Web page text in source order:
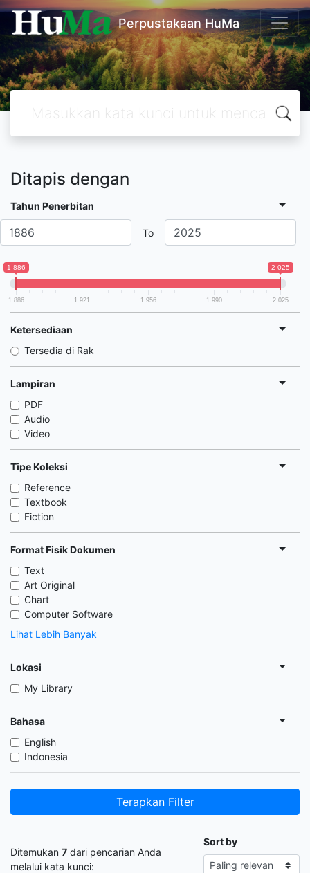
Perpustakaan HuMa
Ditapis dengan
Tahun Penerbitan
To
1 886 2 025
1 886 1 921 1 956 1 990 2 025
Ketersediaan
Tersedia di Rak
Lampiran
PDF
Audio
Video
Tipe Koleksi
Reference
Textbook
Fiction
Format Fisik Dokumen
Text
Art Original
Chart
Computer Software
Lihat Lebih Banyak
Lokasi
My Library
Bahasa
English
Indonesia
Terapkan Filter
Ditemukan 7 dari pencarian Anda
melalui kata kunci:
Sort by